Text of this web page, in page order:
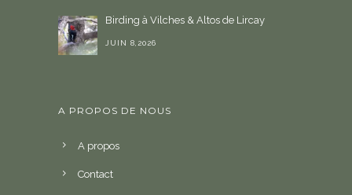
Birding à Vilches & Altos de Lircay
JUIN 8,2026
A PROPOS DE NOUS
A propos
Contact